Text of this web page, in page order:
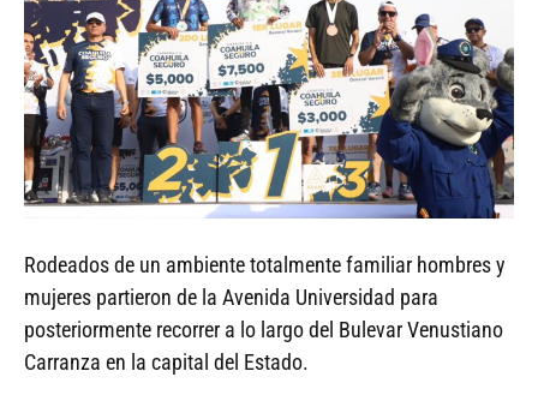
Rodeados de un ambiente totalmente familiar hombres y
mujeres partieron de la Avenida Universidad para
posteriormente recorrer a lo largo del Bulevar Venustiano
Carranza en la capital del Estado.